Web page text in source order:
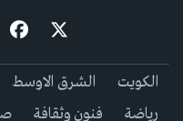
الكويت الشرق الاوسط
رياضة
فنون وثقافة